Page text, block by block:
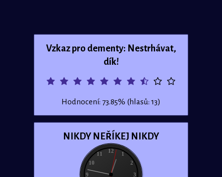
Vzkaz pro dementy: Nestrhávat,
dík!
Hodnocení: 73.85% (hlasů: 13)
NIKDY NEŘÍKEJ NIKDY
1
2
3
9
10
11 12